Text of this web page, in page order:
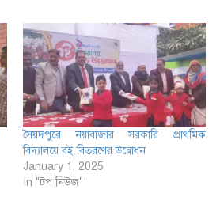
সৈয়দপুরে নয়াবাজার সরকারি প্রাথমিক
বিদ্যালয়ে বই বিতরণের উদ্বোধন
January 1, 2025
In "টপ নিউজ"